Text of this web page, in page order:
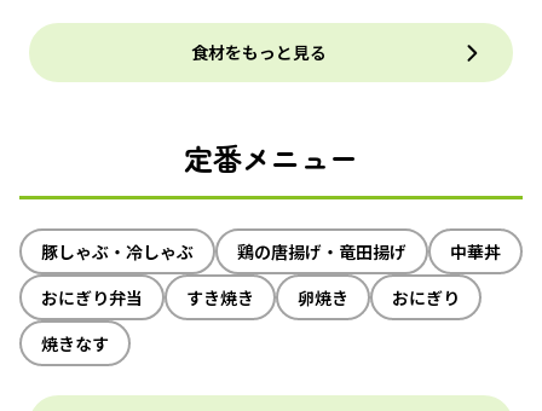
食材をもっと見る
定番メニュー
豚しゃぶ・冷しゃぶ 鶏の唐揚げ・竜田揚げ
中華丼
おにぎり弁当
すき焼き 卵焼き
おにぎり
焼きなす